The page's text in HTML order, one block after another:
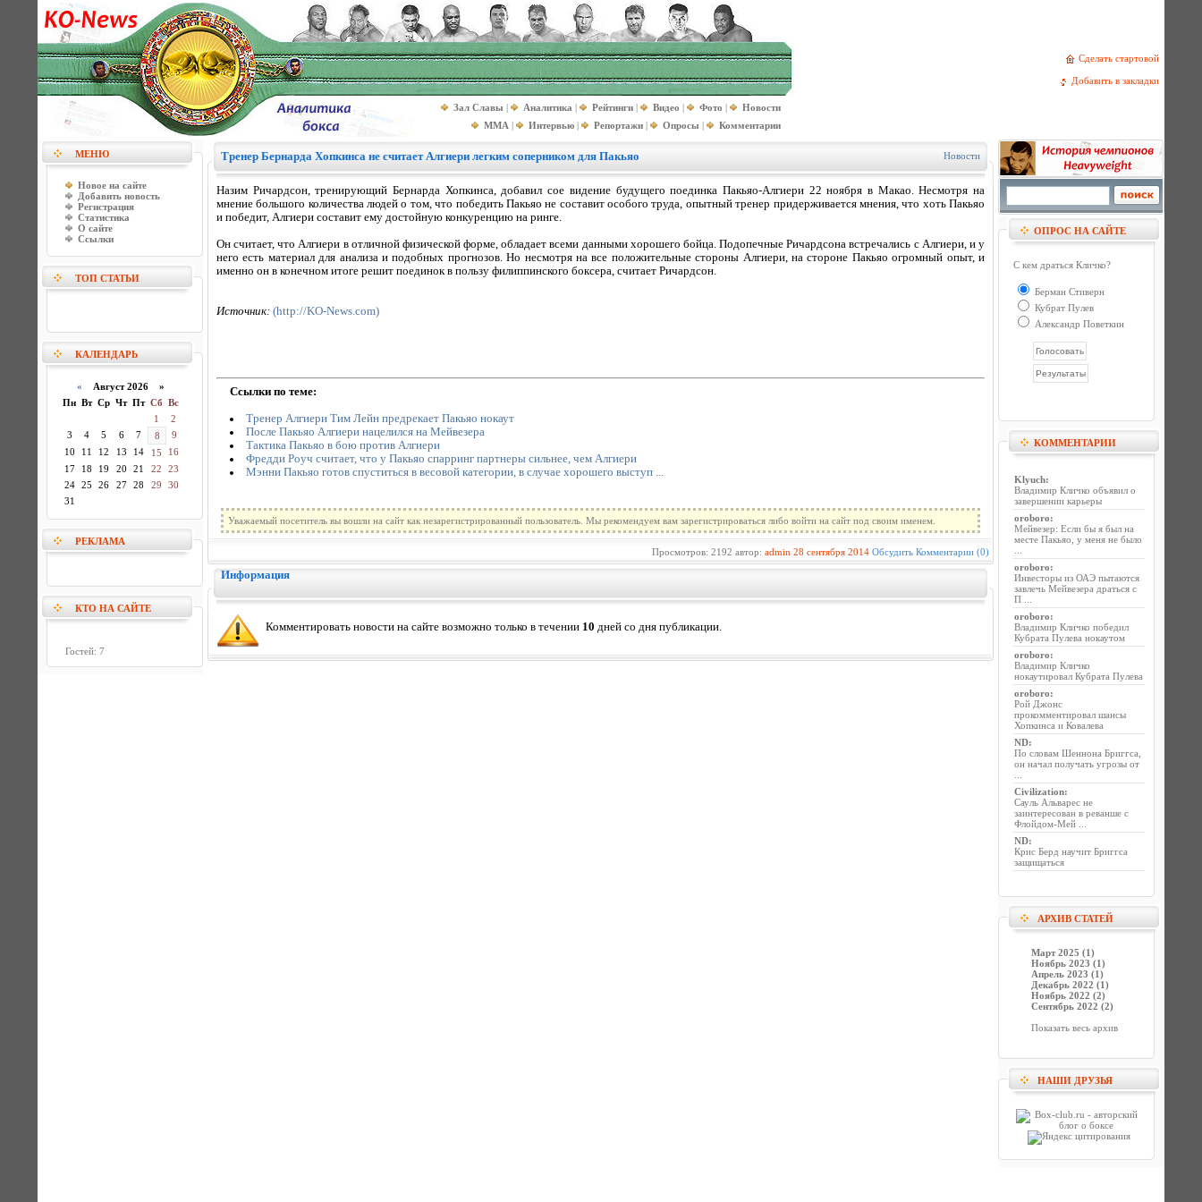
Сделать стартовой
Добавить в закладки
Зал Славы | Аналитика | Рейтинги | Видео | Фото |
Новости
MMA | Интервью | Репортажи | Опросы | Комментарии
МЕНЮ
Новое на сайте
Добавить новость
Регистрация
Статистика
О сайте
Ссылки
ТОП СТАТЬИ
КАЛЕНДАРЬ
« Август 2026 »
Пн Вт Ср Чт Пт Сб Вс
1
2
3
4 5 6 7 8
9
10
11 12 13 14 15
16
17
18 19 20 21 22
23
24
25 26 27 28 29
30
31
РЕКЛАМА
КТО НА САЙТЕ
Гостей: 7
Тренер Бернарда Хопкинса не считает Алгиери легким соперником для Пакьяо Новости
Назим Ричардсон, тренирующий Бернарда Хопкинса, добавил сое видение будущего поединка Пакьяо-Алгиери 22 ноября в Макао. Несмотря на
мнение большого количества людей о том, что победить Пакьяо не составит особого труда, опытный тренер придерживается мнения, что хоть Пакьяо
и победит, Алгиери составит ему достойную конкуренцию на ринге.
Он считает, что Алгиери в отличной физической форме, обладает всеми данными хорошего бойца. Подопечные Ричардсона встречались с Алгиери, и у
него есть материал для анализа и подобных прогнозов. Но несмотря на все положительные стороны Алгиери, на стороне Пакьяо огромный опыт, и
именно он в конечном итоге решит поединок в пользу филиппинского боксера, считает Ричардсон.
Источник: (http://KO-News.com)
Ссылки по теме:
Тренер Алгиери Тим Лейн предрекает Пакьяо нокаут
После Пакьяо Алгиери нацелился на Мейвезера
Тактика Пакьяо в бою против Алгиери
Фредди Роуч считает, что у Пакьяо спарринг партнеры сильнее, чем Алгиери
Мэнни Пакьяо готов спуститься в весовой категории, в случае хорошего выступ ...
Уважаемый посетитель вы вошли на сайт как незарегистрированный пользователь. Мы рекомендуем вам зарегистрироваться либо войти на сайт под своим именем.
Просмотров: 2192 автор: admin 28 сентября 2014 Обсудить Комментарии (0)
Информация
Комментировать новости на сайте возможно только в течении 10 дней со дня публикации.
ОПРОС НА САЙТЕ
С кем драться Кличко?
Берман Стиверн
Кубрат Пулев
Александр Поветкин
КОММЕНТАРИИ
Klyuch:
Владимир Кличко объявил о
завершении карьеры
oroboro:
Мейвезер: Если бы я был на
месте Пакьяо, у меня не было
oroboro:
Инвесторы из ОАЭ пытаются
завлечь Мейвезера драться с
П ...
oroboro:
Владимир Кличко победил
Кубрата Пулева нокаутом
oroboro:
Владимир Кличко
нокаутировал Кубрата Пулева
oroboro:
Рой Джонс
прокомментировал шансы
Хопкинса и Ковалева
ND:
По словам Шеннона Бриггса,
он начал получать угрозы от
Civilization:
Сауль Альварес не
заинтересован в реванше с
Флойдом-Мей ...
ND:
Крис Берд научит Бриггса
защищаться
АРХИВ СТАТЕЙ
Март 2025 (1)
Ноябрь 2023 (1)
Апрель 2023 (1)
Декабрь 2022 (1)
Ноябрь 2022 (2)
Сентябрь 2022 (2)
Показать весь архив
НАШИ ДРУЗЬЯ